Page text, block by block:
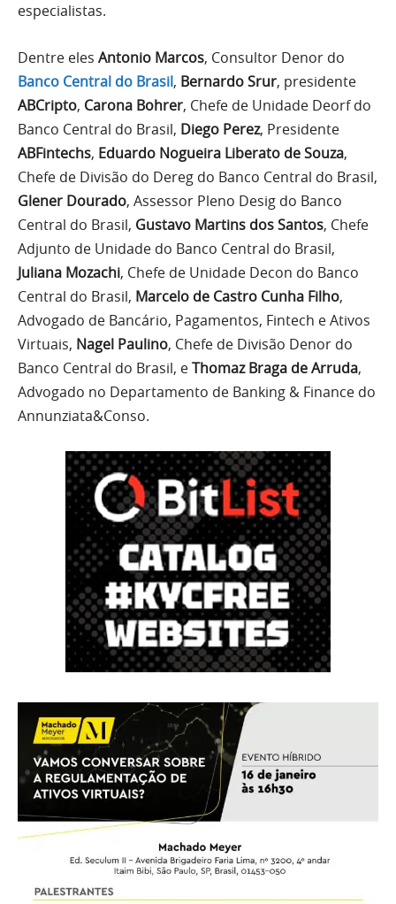
especialistas.
Dentre eles Antonio Marcos, Consultor Denor do
Banco Central do Brasil, Bernardo Srur, presidente
ABCripto, Carona Bohrer, Chefe de Unidade Deorf do
Banco Central do Brasil, Diego Perez, Presidente
ABFintechs, Eduardo Nogueira Liberato de Souza,
Chefe de Divisão do Dereg do Banco Central do Brasil,
Glener Dourado, Assessor Pleno Desig do Banco
Central do Brasil, Gustavo Martins dos Santos, Chefe
Adjunto de Unidade do Banco Central do Brasil,
Juliana Mozachi, Chefe de Unidade Decon do Banco
Central do Brasil, Marcelo de Castro Cunha Filho,
Advogado de Bancário, Pagamentos, Fintech e Ativos
Virtuais, Nagel Paulino, Chefe de Divisão Denor do
Banco Central do Brasil, eThomaz Braga de Arruda,
Advogado no Departamento de Banking & Finance do
Annunziata&Conso.